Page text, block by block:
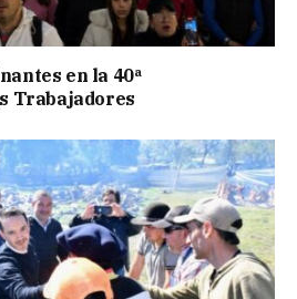
en la 40ª
Trabajadores